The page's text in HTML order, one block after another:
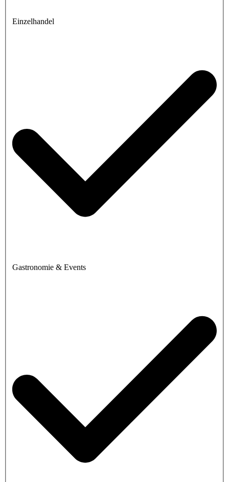
Einzelhandel
Gastronomie & Events